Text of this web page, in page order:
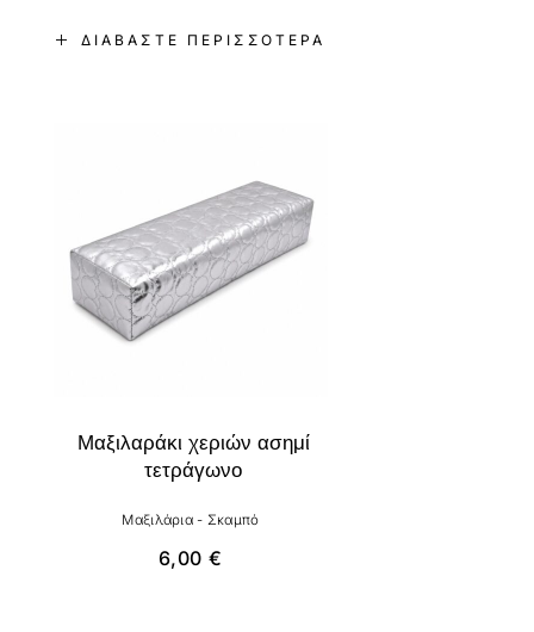
ΔΙΑΒΆΣΤΕ ΠΕΡΙΣΣΌΤΕΡΑ
Μαξιλαράκι χεριών ασημί
τετράγωνο
Μαξιλάρια - Σκαμπό
6,00€